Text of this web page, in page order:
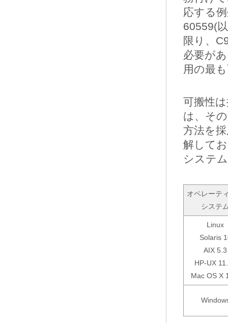
応する
60559(
限り、
必要が
用の最
可搬性
は、そ
方法を
解して
システ
オペレーテ
システ
Linux
Solaris
AIX 5.3
HP-UX
Mac OS X